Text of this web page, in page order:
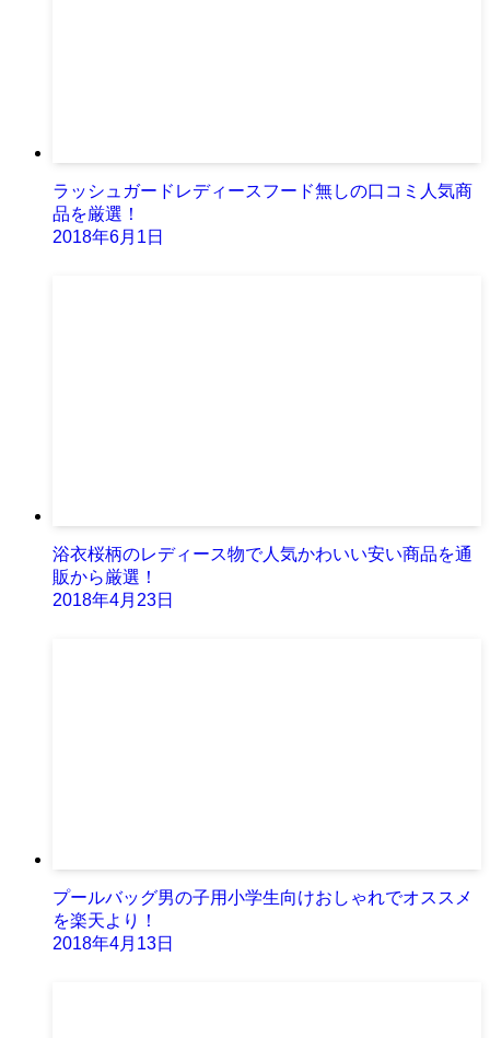
ラッシュガードレディースフード無しの口コミ人気商
品を厳選！
2018年6月1日
浴衣桜柄のレディース物で人気かわいい安い商品を通
販から厳選！
2018年4月23日
プールバッグ男の子用小学生向けおしゃれでオススメ
を楽天より！
2018年4月13日